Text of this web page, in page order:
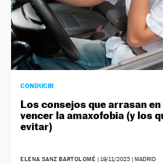
CONDUCIR
Los consejos que arrasan
vencer la amaxofobia (y los
evitar)
ELENA SANZ BARTOLOMÉ | 19/11/2025| MADRID